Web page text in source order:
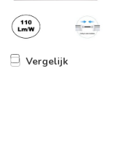
Vergelijk